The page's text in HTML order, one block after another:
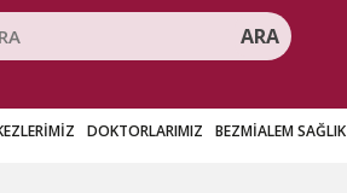
ARA
DOKTORLARIMIZ BEZMİALEM SAĞLIK